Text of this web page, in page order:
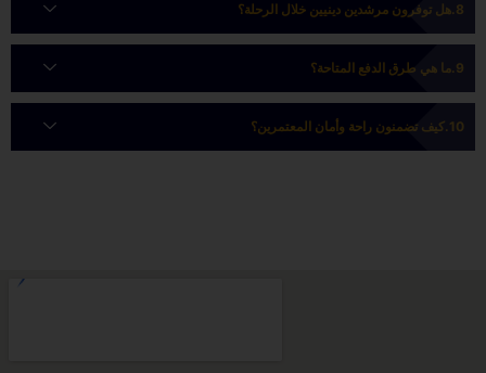
هل توفرون مرشدين دينيين خلال الرحلة؟
ما هي طرق الدفع المتاحة؟
كيف تضمنون راحة وأمان المعتمرين؟